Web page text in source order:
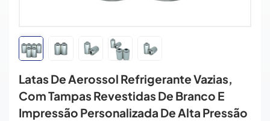
Latas De Aerossol Refrigerante Vazias,
Com Tampas Revestidas De Branco E
Impressão Personalizada De Alta Pressão